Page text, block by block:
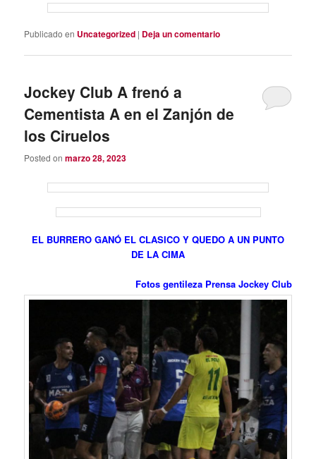
Publicado en Uncategorized | Deja un comentario
Jockey Club A frenó a
Cementista A en el Zanjón de
los Ciruelos
Posted onmarzo 28, 2023
EL BURRERO GANÓ EL CLASICO Y QUEDO A UN PUNTO
DE LA CIMA
Fotos gentileza Prensa Jockey Club